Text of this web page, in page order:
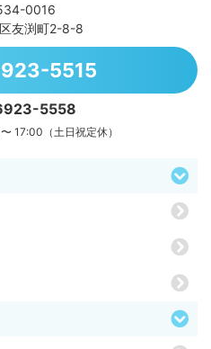
0016
友渕町2-8-8
5515
5558
17:00（土日祝定休）